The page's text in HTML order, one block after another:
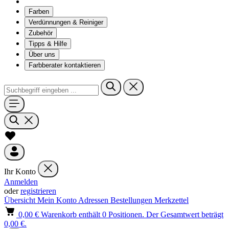
Farben
Verdünnungen & Reiniger
Zubehör
Tipps & Hilfe
Über uns
Farbberater kontaktieren
Ihr Konto
Anmelden
oderregistrieren
Übersicht Mein Konto Adressen Bestellungen Merkzettel
0,00 € Warenkorb enthält 0 Positionen. Der Gesamtwert beträgt
0,00 €.